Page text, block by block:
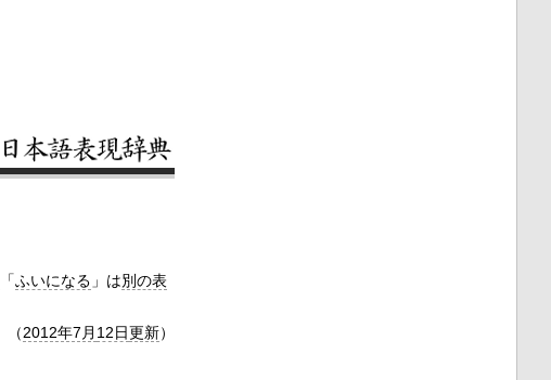
「ふいになる 」は別の表
（2012年7月 12日更新）